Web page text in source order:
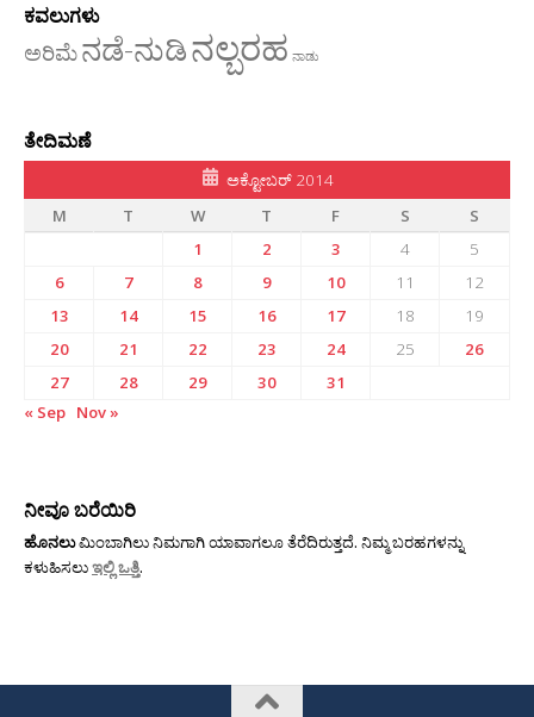
ಕವಲುಗಳು
ಅರಿಮೆನಡೆ-ನುಡಿನಲ್ಬರಹ ನಾಡು
ತೇದಿಮಣೆ
ಅಕ್ಟೋಬರ್ 2014
M
T W T F S
S
1
2 3 4
5
6
7 8 9 10 11
12
13
14 15 16 17 18
19
20
21 22 23 24 25
26
27
28 29 30
31
« Sep Nov »
ನೀವೂ ಬರೆಯಿರಿ
ಹೊನಲುಮಿಂಬಾಗಿಲು ನಿಮಗಾಗಿ ಯಾವಾಗಲೂ ತೆರೆದಿರುತ್ತದೆ. ನಿಮ್ಮ ಬರಹಗಳನ್ನು
ಕಳುಹಿಸಲುಇಲ್ಲಿ ಒತ್ತಿ.